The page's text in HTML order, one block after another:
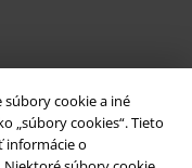
cookie a iné
„súbory cookies“. Tieto
informácie o